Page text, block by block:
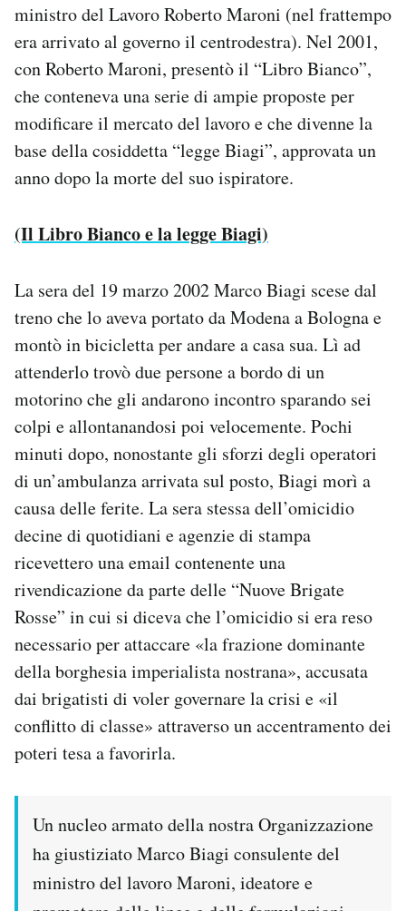
ministro del Lavoro Roberto Maroni (nel frattempo
era arrivato al governo il centrodestra). Nel 2001,
con Roberto Maroni, presentò il “Libro Bianco”,
che conteneva una serie di ampie proposte per
modificare il mercato del lavoro e che divenne la
base della cosiddetta “legge Biagi”, approvata un
anno dopo la morte del suo ispiratore.
(Il Libro Bianco e la legge Biagi)
La sera del 19 marzo 2002 Marco Biagi scese dal
treno che lo aveva portato da Modena a Bologna e
montò in bicicletta per andare a casa sua. Lì ad
attenderlo trovò due persone a bordo di un
motorino che gli andarono incontro sparando sei
colpi e allontanandosi poi velocemente. Pochi
minuti dopo, nonostante gli sforzi degli operatori
di un’ambulanza arrivata sul posto, Biagi morì a
causa delle ferite. La sera stessa dell’omicidio
decine di quotidiani e agenzie di stampa
ricevettero una email contenente una
rivendicazione da parte delle “Nuove Brigate
Rosse” in cui si diceva che l’omicidio si era reso
necessario per attaccare «la frazione dominante
della borghesia imperialista nostrana», accusata
dai brigatisti di voler governare la crisi e «il
conflitto di classe» attraverso un accentramento dei
poteri tesa a favorirla.
Un nucleo armato della nostra Organizzazione
ha giustiziato Marco Biagi consulente del
ministro del lavoro Maroni, ideatore e